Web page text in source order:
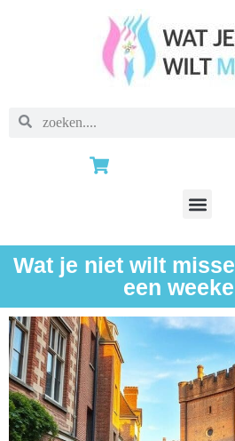
Wat je niet wilt
een